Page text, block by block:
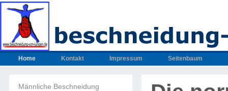
Home Kontakt Impressum Seitenbaum
Männliche Beschneidung